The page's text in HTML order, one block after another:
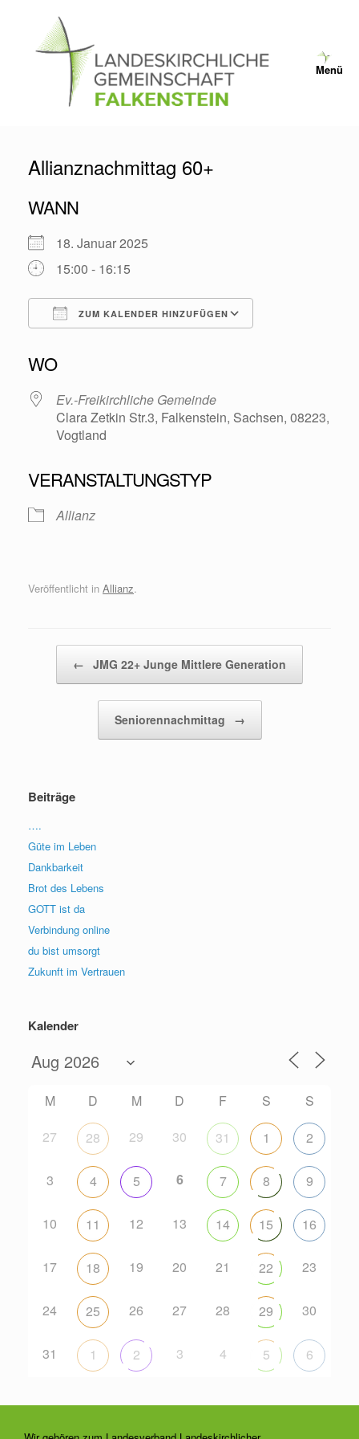
Menü
Allianznachmittag 60+
WANN
18. Januar 2025
15:00 - 16:15
ZUM KALENDER HINZUFÜGEN
WO
Ev.-Freikirchliche Gemeinde
Clara Zetkin Str.3, Falkenstein, Sachsen, 08223,
Vogtland
VERANSTALTUNGSTYP
Allianz
Veröffentlicht in Allianz.
← JMG 22+ Junge Mittlere Generation
Seniorennachmittag →
Beiträge
….
Güte im Leben
Dankbarkeit
Brot des Lebens
GOTT ist da
Verbindung online
du bist umsorgt
Zukunft im Vertrauen
Kalender
M D M D F S
S
27
28 29 30 31 1 2
3 4 5 6 7 8 9
10 11 12 13 14 15 16
17 18 19 20 21 22 23
24 25 26 27 28 29 30
31 1 2 3 4 5 6